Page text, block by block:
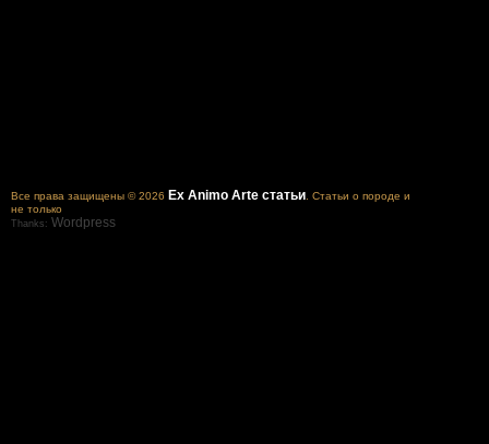
Все права защищены © 2026 Ex Animo Arte статьи . Статьи о породе и
не только
Thanks: Wordpress